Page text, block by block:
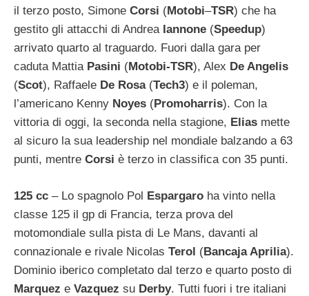
il terzo posto, Simone Corsi (Motobi–TSR) che ha
gestito gli attacchi di Andrea Iannone (Speedup)
arrivato quarto al traguardo. Fuori dalla gara per
caduta Mattia Pasini (Motobi-TSR), Alex De Angelis
(Scot), Raffaele De Rosa(Tech3) e il poleman,
l’americano Kenny Noyes (Promoharris). Con la
vittoria di oggi, la seconda nella stagione, Elias mette
al sicuro la sua leadership nel mondiale balzando a 63
punti, mentre Corsi è terzo in classifica con 35 punti.
125 cc – Lo spagnolo Pol Espargaro ha vinto nella
classe 125 il gp di Francia, terza prova del
motomondiale sulla pista di Le Mans, davanti al
connazionale e rivale Nicolas Terol (Bancaja Aprilia).
Dominio iberico completato dal terzo e quarto posto di
Marquez e Vazquez su Derby. Tutti fuori i tre italiani